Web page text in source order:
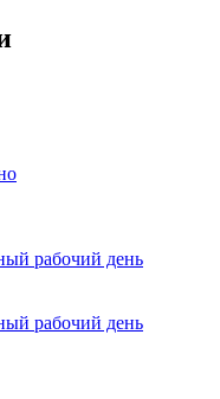
рабочий день
рабочий день